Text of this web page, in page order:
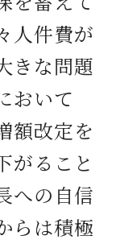
人件費が
きな問題
おいて
額改定を
がること
への自信
らは積極